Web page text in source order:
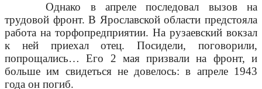
Однако в апреле последовал вызов на
трудовой фронт. В Ярославской области предстояла
работа на торфопредприятии. На рузаевский вокзал
к ней приехал отец. Посидели, поговорили,
попрощались… Его 2 мая призвали на фронт, и
больше им свидеться не довелось: в апреле 1943
года он погиб.